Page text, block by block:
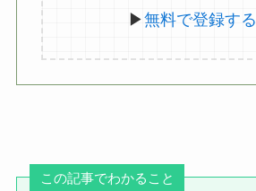
▶無料で登録する
この記事でわかること